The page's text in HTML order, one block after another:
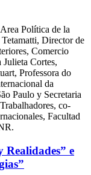
Política de la
Director de
Comercio
Cortes,
Professora do
da
Paulo y Secretaria
co-
Facultad
e